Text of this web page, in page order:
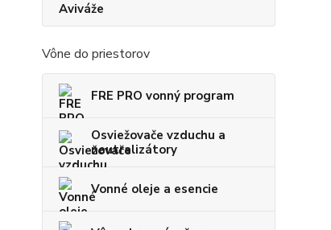
Aviváže
Vône do priestorov
FRE PRO vonný program
Osviežovače vzduchu a
neutralizátory
Vonné oleje a esencie